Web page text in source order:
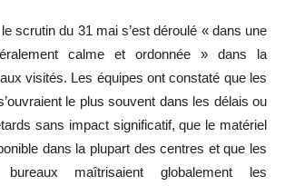
scrutin du 31 mai s’est déroulé « dans une
calme et ordonnée » dans la
visités. Les équipes ont constaté que les
le plus souvent dans les délais ou
sans impact significatif, que le matériel
dans la plupart des centres et que les
maîtrisaient globalement les